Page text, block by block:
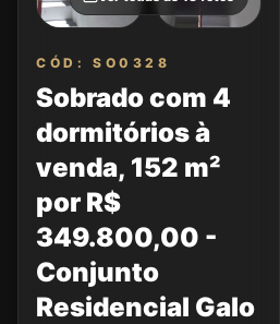
CÓD: SO0328
Sobrado com 4
dormitórios à
venda, 152 m²
por R$
349.800,00 -
Conjunto
Residencial Galo